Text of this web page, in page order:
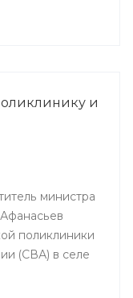
и
министра
поликлиники
(СВА) в селе